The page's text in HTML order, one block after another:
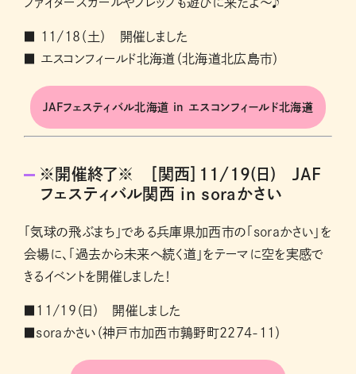
■ 11/18（土） 開催しました
■ エスコンフィールド北海道（北海道北広島市）
JAFフェスティバル北海道 in エスコンフィールド北海道
※開催終了※ ［関西］11/19(日) JAF
フェスティバル関西 in soraかさい
「気球の飛ぶまち」である兵庫県加西市の「soraかさい」を
会場に、「過去から未来へ続く道」をテーマに空を実感で
きるイベントを開催しました！
■11/19（日） 開催しました
■soraかさい（神戸市加西市鶉野町2274-11）